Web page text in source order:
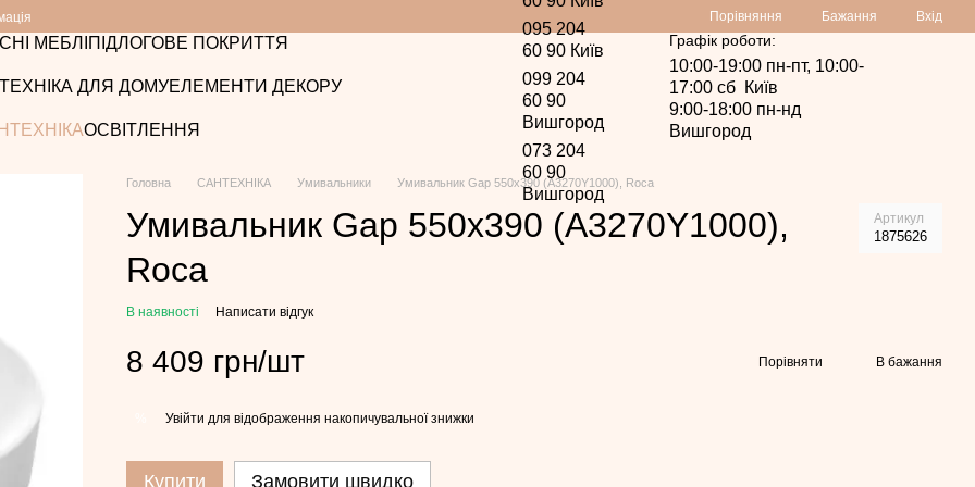
Порівняння Бажання Вхід
МЕБЛІ ПІДЛОГОВЕ ПОКРИТТЯ
ТЕХНІКА ДЛЯ ДОМУЕЛЕМЕНТИ ДЕКОРУ
ОСВІТЛЕННЯ
095 204
60 90 Київ
099 204
60 90
Вишгород
073 204
60 90
Вишгород
Графік роботи:
10:00-19:00 пн-пт, 10:00-
17:00 сб Київ
9:00-18:00 пн-нд
Вишгород
Головна САНТЕХНІКА Умивальники Умивальник Gap 550х390 (A3270Y1000), Roca
Умивальник Gap 550х390 (A3270Y1000),
Roca
Артикул
1875626
В наявності Написати відгук
8 409 грн/шт Порівняти В бажання
Увійти для відображення накопичувальної знижки
Купити Замовити швидко